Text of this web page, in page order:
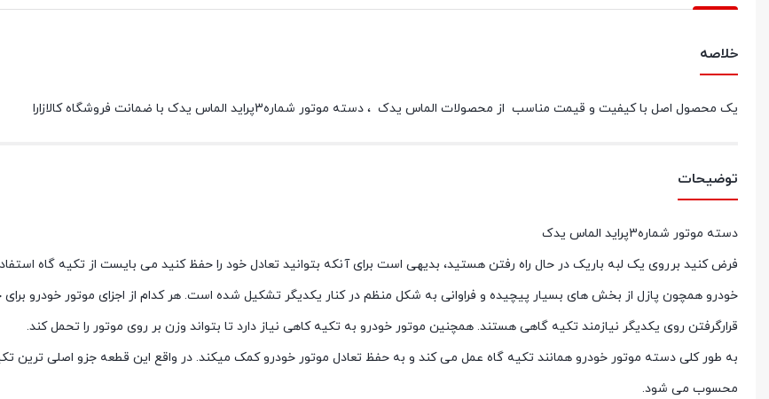
خلاصه
یک محصول اصل با کیفیت و قیمت مناسب از محصولات الماس یدک ، دسته موتور شماره3پرايد الماس یدک با ضمانت فروشگاه کالازارا
توضیحات
دسته موتور شماره3پرايد الماس یدک
فرض کنید برروی یک لبه باریک در حال راه رفتن هستید، بدیهی است برای آنکه بتوانید تعادل خود را حفظ کنید می بایست از تکیه گاه
خودرو همچون پازل از بخش های بسیار پیچیده و فراوانی به شکل منظم در کنار یکدیگر تشکیل شده است. هر کدام از اجزای موتور خودرو
قرارگرفتن روی یکدیگر نیازمند تکیه گاهی هستند. همچنین موتور خودرو به تکیه کاهی نیاز دارد تا بتواند وزن بر روی موتور را تحمل کند.
به طور کلی دسته موتور خودرو همانند تکیه گاه عمل می کند و به حفظ تعادل موتور خودرو کمک میکند. در واقع این قطعه جزو اصلی ترین
محسوب می شود.